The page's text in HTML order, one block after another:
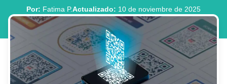
Por: Fatima P.Actualizado: 10 de noviembre de 2025